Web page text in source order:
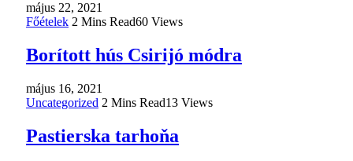
május 22, 2021
Főételek 2 Mins Read60 Views
Borított hús Csirijó módra
május 16, 2021
Uncategorized 2 Mins Read13 Views
Pastierska tarhoňa